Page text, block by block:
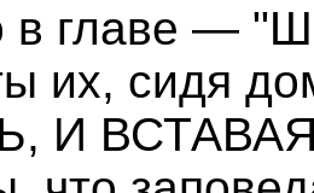
в главе —
их, сидя
И